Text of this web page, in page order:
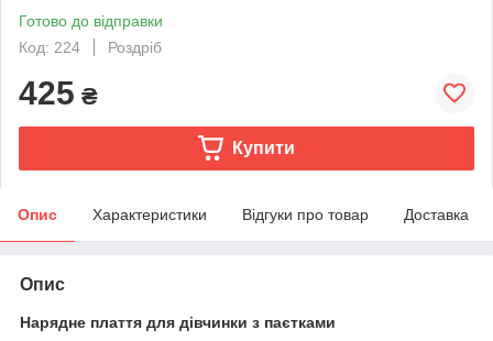
Готово до відправки
Код: 224
Роздріб
425 ₴
Купити
Опис Характеристики Відгуки про товар Доставка
Опис
Нарядне плаття для дівчинки з паєтками